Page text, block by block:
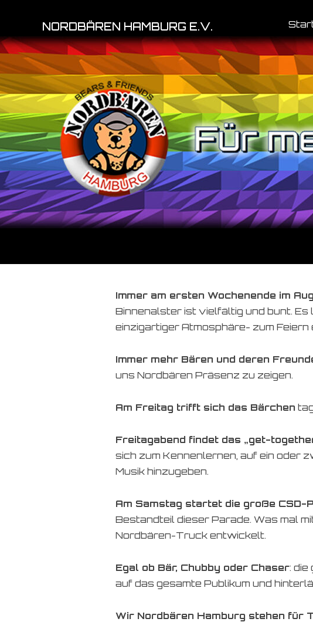
NORDBÄREN HAMBURG E.V.
Immer am ersten Wochenende im
Binnenalster ist vielfältig und bunt.
einzigartiger Atmosphäre- zum Feiern
Immer mehr Bären und deren
uns Nordbären Präsenz zu zeigen.
Am Freitag trifft sich das Bärchen
Freitagabend findet das „get-
sich zum Kennenlernen, auf ein oder
Musik hinzugeben.
Am Samstag startet die große CSD-
Bestandteil dieser Parade. Was mal
Nordbären-Truck entwickelt.
Egal ob Bär, Chubby oder Chaser:
auf das gesamte Publikum und
Wir Nordbären Hamburg stehen für